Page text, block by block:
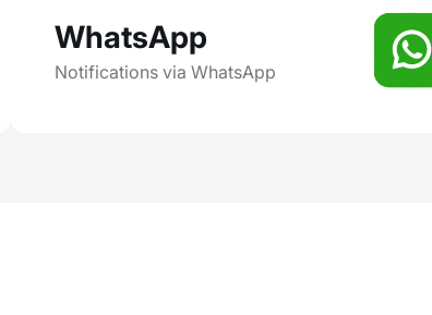
WhatsApp
Notifications via WhatsApp